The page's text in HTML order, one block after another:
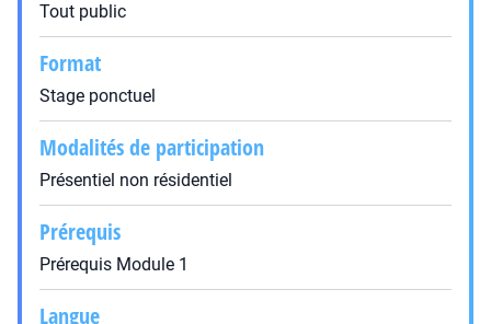
Tout public
Format
Stage ponctuel
Modalités de participation
Présentiel non résidentiel
Prérequis
Prérequis Module 1
Langue